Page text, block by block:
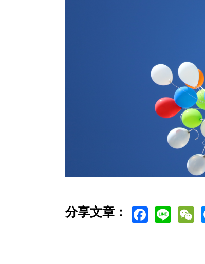
分享文章： Line